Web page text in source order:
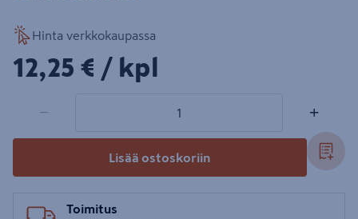
Hinta verkkokaupassa
12,25€/kpl
12,25 € / kpl
− +
Lisää ostoskoriin
Toimitus